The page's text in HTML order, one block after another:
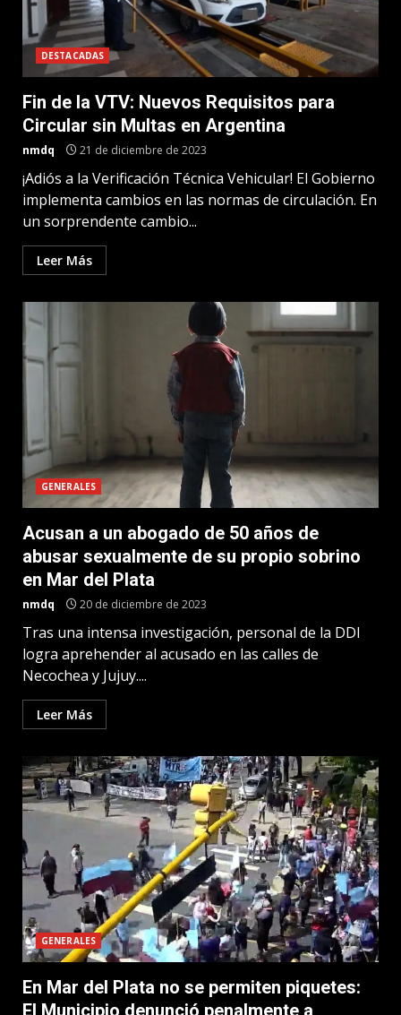
DESTACADAS
Fin de la VTV: Nuevos Requisitos para
Circular sin Multas en Argentina
nmdq 21 de diciembre de 2023
¡Adiós a la Verificación Técnica Vehicular! El Gobierno
implementa cambios en las normas de circulación. En
un sorprendente cambio...
Leer Más
GENERALES
Acusan a un abogado de 50 años de
abusar sexualmente de su propio sobrino
en Mar del Plata
nmdq 20 de diciembre de 2023
Tras una intensa investigación, personal de la DDI
logra aprehender al acusado en las calles de
Necochea y Jujuy....
Leer Más
GENERALES
En Mar del Plata no se permiten piquetes:
El Municipio denunció penalmente a